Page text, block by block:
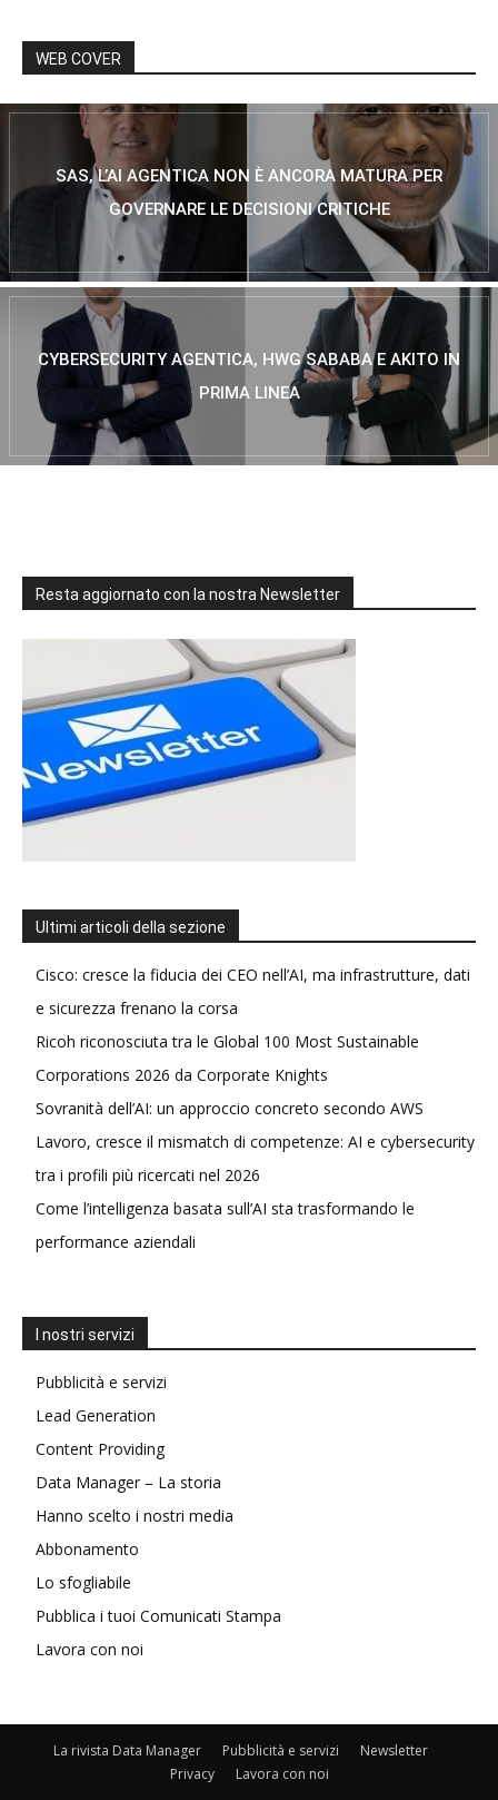
WEB COVER
SAS, L’AI AGENTICA NON È ANCORA MATURA PER
GOVERNARE LE DECISIONI CRITICHE
CYBERSECURITY AGENTICA, HWG SABABA E AKITO IN
PRIMA LINEA
Resta aggiornato con la nostra Newsletter
Ultimi articoli della sezione
Cisco: cresce la fiducia dei CEO nell’AI, ma infrastrutture, dati
e sicurezza frenano la corsa
Ricoh riconosciuta tra le Global 100 Most Sustainable
Corporations 2026 da Corporate Knights
Sovranità dell’AI: un approccio concreto secondo AWS
Lavoro, cresce il mismatch di competenze: AI e cybersecurity
tra i profili più ricercati nel 2026
Come l’intelligenza basata sull’AI sta trasformando le
performance aziendali
I nostri servizi
Pubblicità e servizi
Lead Generation
Content Providing
Data Manager – La storia
Hanno scelto i nostri media
Abbonamento
Lo sfogliabile
Pubblica i tuoi Comunicati Stampa
Lavora con noi
La rivista Data Manager Pubblicità e servizi
Newsletter
Privacy
Lavora con noi